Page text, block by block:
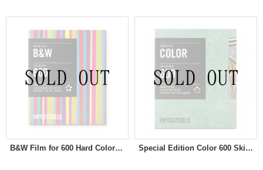
B&W Film for 600 Hard Color Frames Special Edition Color 600 Skins